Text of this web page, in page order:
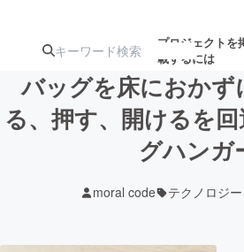
プロジェクトを
載するには
注目の新着プロ募集
バッグを床におかず
る、押す、開けるを
グハンガ
moral code テクノロジ